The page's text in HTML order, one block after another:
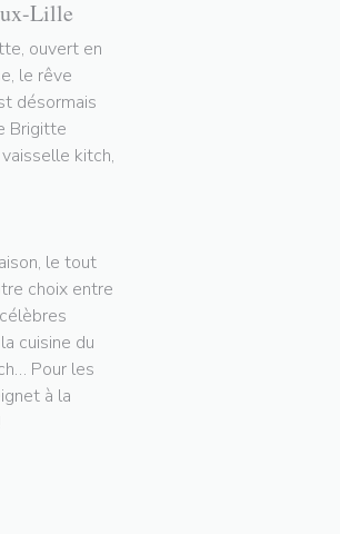
Lille
ouvert en
le rêve
désormais
Brigitte
kitch,
le tout
choix entre
cuisine du
Pour les
à la